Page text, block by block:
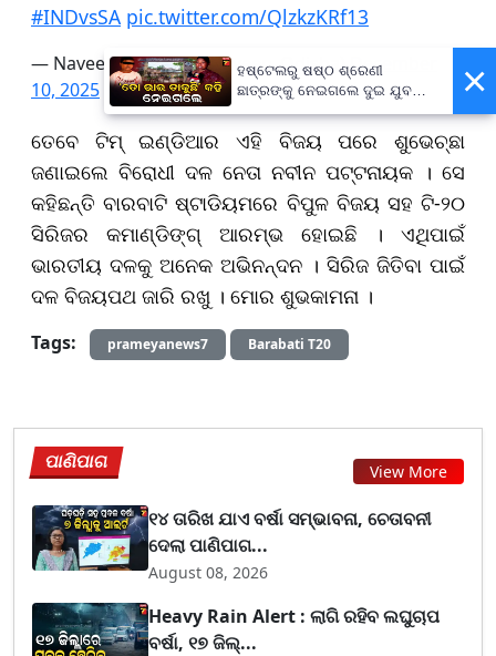
#INDvsSA pic.twitter.com/QlzkzKRf13
— Naveen Patnaik (@Naveen_Odisha)December
10, 2025
ତେବେ ଟିମ୍ ଇଣ୍ଡିଆର ଏହି ବିଜୟ ପରେ ଶୁଭେଚ୍ଛା
ଜଣାଇଲେ ବିରୋଧୀ ଦଳ ନେତା ନବୀନ ପଟ୍ଟନାୟକ । ସେ
କହିଛନ୍ତି ବାରବାଟି ଷ୍ଟାଡିୟମରେ ବିପୁଳ ବିଜୟ ସହ ଟି-୨୦
ସିରିଜର କମାଣ୍ଡିଙ୍ଗ୍ ଆରମ୍ଭ ହୋଇଛି । ଏଥିପାଇଁ
ଭାରତୀୟ ଦଳକୁ ଅନେକ ଅଭିନନ୍ଦନ । ସିରିଜ ଜିତିବା ପାଇଁ
ଦଳ ବିଜୟପଥ ଜାରି ରଖୁ । ମୋର ଶୁଭକାମନା ।
Tags: prameyanews7 Barabati T20
ପାଣିପାଗ View More
୧୪ ତାରିଖ ଯାଏ ବର୍ଷା ସମ୍ଭାବନା, ଚେତାବନୀ
ଦେଲା ପାଣିପାଗ...
August 08, 2026
Heavy Rain Alert : ଲାଗି ରହିବ ଲଘୁଚାପ
ବର୍ଷା, ୧୭ ଜିଲ୍...
×
ହଷ୍ଟେଲରୁ ଷଷ୍ଠ ଶ୍ରେଣୀ
ଛାତ୍ରଙ୍କୁ ନେଇଗଲେ ଦୁଇ ଯୁବକ,
ପୁଅକୁ ଖୋଜି ଆଣିବାକୁ ମାଆଙ୍କ
ନିବେଦନ